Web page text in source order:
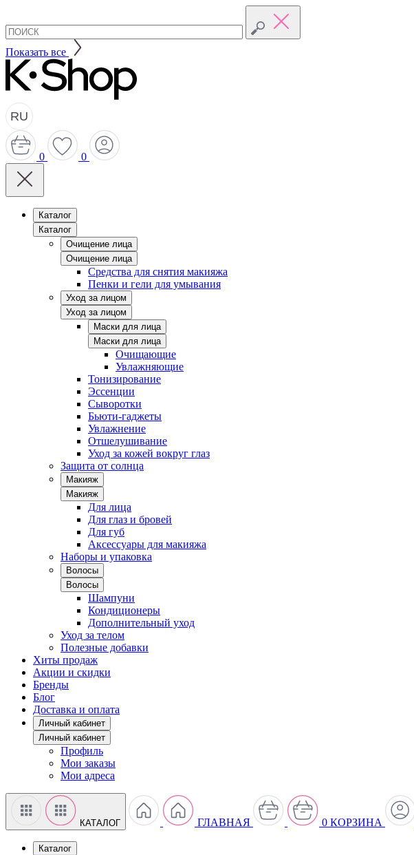
Показать все
RU
0 0
Каталог
Каталог
Очищение лица
Очищение лица
Средства для снятия макияжа
Пенки и гели для умывания
Уход за лицом
Уход за лицом
Маски для лица
Маски для лица
Очищающие
Увлажняющие
Тонизирование
Эссенции
Сыворотки
Бьюти-гаджеты
Увлажнение
Отшелушивание
Уход за кожей вокруг глаз
Защита от солнца
Макияж
Макияж
Для лица
Для глаз и бровей
Для губ
Аксессуары для макияжа
Наборы и упаковка
Волосы
Волосы
Шампуни
Кондиционеры
Дополнительный уход
Уход за телом
Полезные добавки
Хиты продаж
Акции и скидки
Бренды
Блог
Доставка и оплата
Личный кабинет
Личный кабинет
Профиль
Мои заказы
Мои адреса
КАТАЛОГ ГЛАВНАЯ 0 КОРЗИНА
Каталог